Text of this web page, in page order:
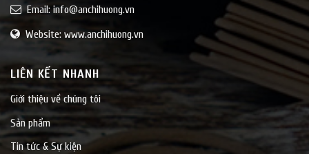
Email: info@anchihuong.vn
Website: www.anchihuong.vn
LIÊN KẾT NHANH
Giới thiệu về chúng tôi
Sản phẩm
Tin tức & Sự kiện